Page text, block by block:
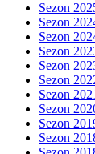
Sezon
Sezon
Sezon
Sezon
Sezon
Sezon
Sezon
Sezon
Sezon
Sezon